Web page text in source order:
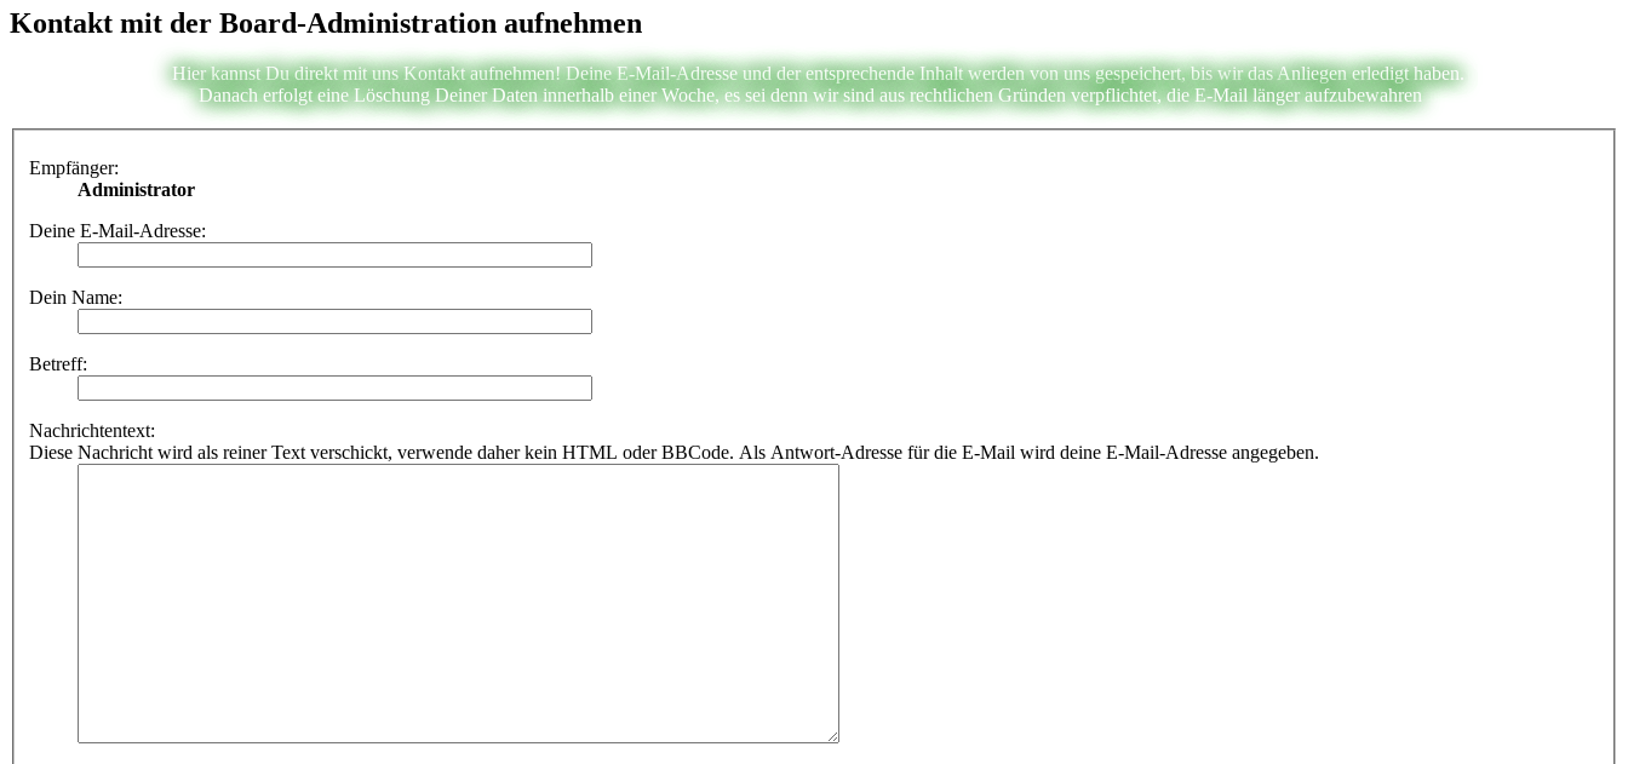
Kontakt mit der Board-Administration aufnehmen
Hier kannst Du direkt mit uns Kontakt aufnehmen! Deine E-Mail-Adresse und der entsprechende Inhalt werden von uns gespeichert, bis wir das Anliegen erledigt haben.
Danach erfolgt eine Löschung Deiner Daten innerhalb einer Woche, es sei denn wir sind aus rechtlichen Gründen verpflichtet, die E-Mail länger aufzubewahren
Empfänger:
Administrator
Deine E-Mail-Adresse:
Dein Name:
Betreff:
Nachrichtentext:
Diese Nachricht wird als reiner Text verschickt, verwende daher kein HTML oder BBCode. Als Antwort-Adresse für die E-Mail wird deine E-Mail-Adresse angegeben.